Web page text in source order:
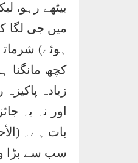
بیٹھے رہو،
میں جی لگا
ہوئے)
کچھ مانگنا
زیادہ
اور نہ یہ
بات ہے۔
سب سے بڑا